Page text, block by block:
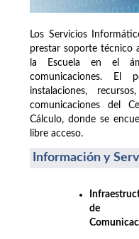
Los Servicios
prestar soporte técnico
la Escuela en el
comunicaciones. El
instalaciones,
comunicaciones del
Cálculo, donde se
libre acceso.
Información y
de